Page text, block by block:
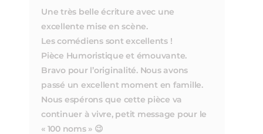
Une très belle écriture avec une
excellente mise en scène.
Les comédiens sont excellents !
Pièce Humoristique et émouvante.
Bravo pour l’originalité. Nous avons
passé un excellent moment en famille.
Nous espérons que cette pièce va
continuer à vivre, petit message pour le
« 100 noms » 😉